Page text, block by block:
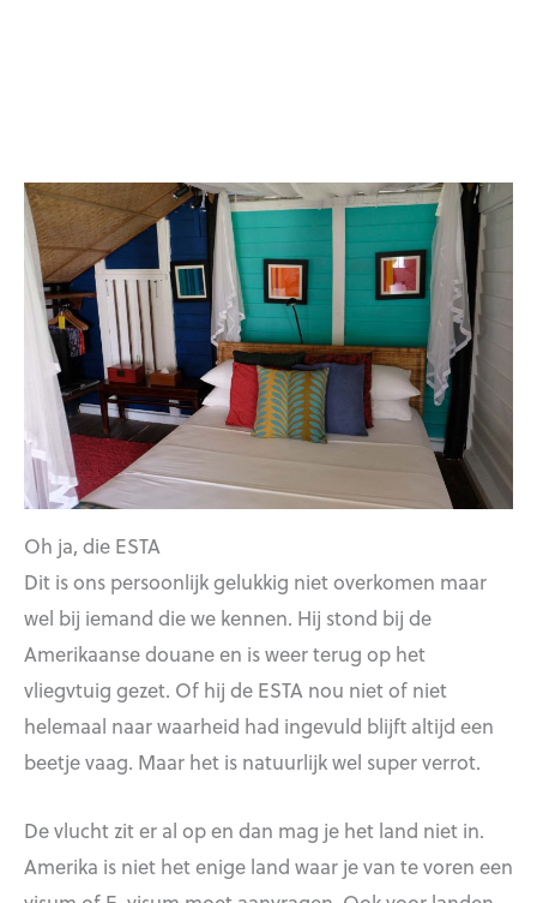
Oh ja, die ESTA
Dit is ons persoonlijk gelukkig niet overkomen maar
wel bij iemand die we kennen. Hij stond bij de
Amerikaanse douane en is weer terug op het
vliegvtuig gezet. Of hij de ESTA nou niet of niet
helemaal naar waarheid had ingevuld blijft altijd een
beetje vaag. Maar het is natuurlijk wel super verrot.
De vlucht zit er al op en dan mag je het land niet in.
Amerika is niet het enige land waar je van te voren een